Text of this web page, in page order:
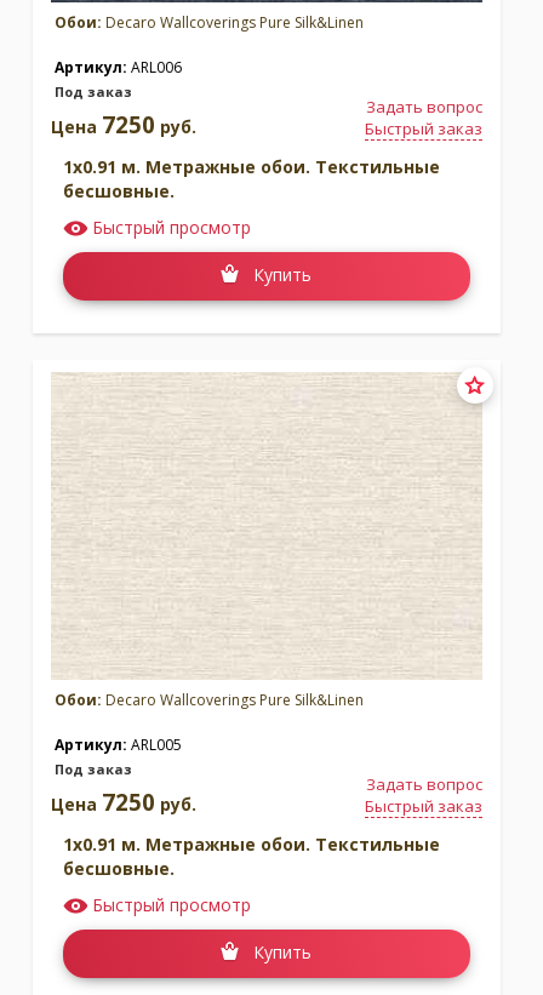
Обои: Decaro Wallcoverings Pure Silk&Linen
Артикул: ARL006
Под заказ
Задать вопрос
Быстрый заказ
Цена 7250 руб.
1x0.91 м. Метражные обои. Текстильные
бесшовные.
Быстрый просмотр
Купить
Обои: Decaro Wallcoverings Pure Silk&Linen
Артикул: ARL005
Под заказ
Задать вопрос
Быстрый заказ
Цена 7250 руб.
1x0.91 м. Метражные обои. Текстильные
бесшовные.
Быстрый просмотр
Купить